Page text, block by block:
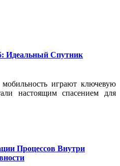
Идеальный Спутник
играют ключевую
настоящим спасением для
Процессов Внутри